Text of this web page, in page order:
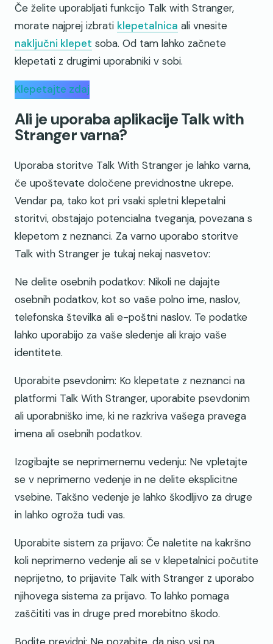
Če želite uporabljati funkcijo Talk with Stranger,
morate najprej izbrati klepetalnica ali vnesite
naključni klepet soba. Od tam lahko začnete
klepetati z drugimi uporabniki v sobi.
Klepetajte zdaj
Ali je uporaba aplikacije Talk with
Stranger varna?
Uporaba storitve Talk With Stranger je lahko varna,
če upoštevate določene previdnostne ukrepe.
Vendar pa, tako kot pri vsaki spletni klepetalni
storitvi, obstajajo potencialna tveganja, povezana s
klepetom z neznanci. Za varno uporabo storitve
Talk with Stranger je tukaj nekaj nasvetov:
Ne delite osebnih podatkov: Nikoli ne dajajte
osebnih podatkov, kot so vaše polno ime, naslov,
telefonska številka ali e-poštni naslov. Te podatke
lahko uporabijo za vaše sledenje ali krajo vaše
identitete.
Uporabite psevdonim: Ko klepetate z neznanci na
platformi Talk With Stranger, uporabite psevdonim
ali uporabniško ime, ki ne razkriva vašega pravega
imena ali osebnih podatkov.
Izogibajte se neprimernemu vedenju: Ne vpletajte
se v neprimerno vedenje in ne delite eksplicitne
vsebine. Takšno vedenje je lahko škodljivo za druge
in lahko ogroža tudi vas.
Uporabite sistem za prijavo: Če naletite na kakršno
koli neprimerno vedenje ali se v klepetalnici počutite
neprijetno, to prijavite Talk with Stranger z uporabo
njihovega sistema za prijavo. To lahko pomaga
zaščititi vas in druge pred morebitno škodo.
Bodite previdni: Ne pozabite, da niso vsi na